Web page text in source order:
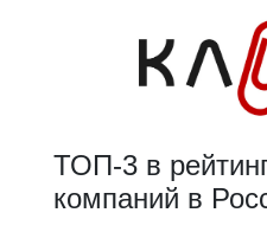
ТОП-3 в
компаний в